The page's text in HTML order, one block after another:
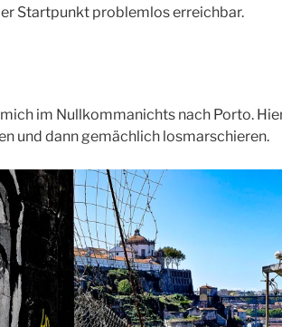
Startpunkt problemlos erreichbar.
im Nullkommanichts nach Porto.
und dann gemächlich losmarschieren.